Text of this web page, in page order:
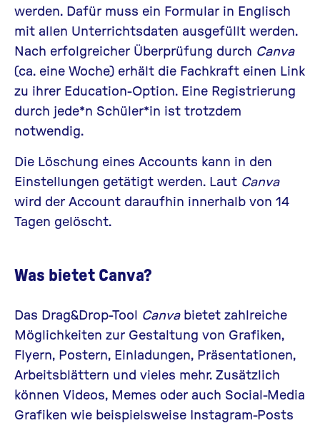
werden. Dafür muss ein Formular in Englisch
mit allen Unterrichtsdaten ausgefüllt werden.
Nach erfolgreicher Überprüfung durch Canva
(ca. eine Woche) erhält die Fachkraft einen Link
zu ihrer Education-Option. Eine Registrierung
durch jede*n Schüler*in ist trotzdem
notwendig.
Die Löschung eines Accounts kann in den
Einstellungen getätigt werden. Laut Canva
wird der Account daraufhin innerhalb von 14
Tagen gelöscht.
Was bietet Canva?
Das Drag&Drop-Tool Canvabietet zahlreiche
Möglichkeiten zur Gestaltung von Grafiken,
Flyern, Postern, Einladungen, Präsentationen,
Arbeitsblättern und vieles mehr. Zusätzlich
können Videos, Memes oder auch Social-Media
Grafiken wie beispielsweise Instagram-Posts